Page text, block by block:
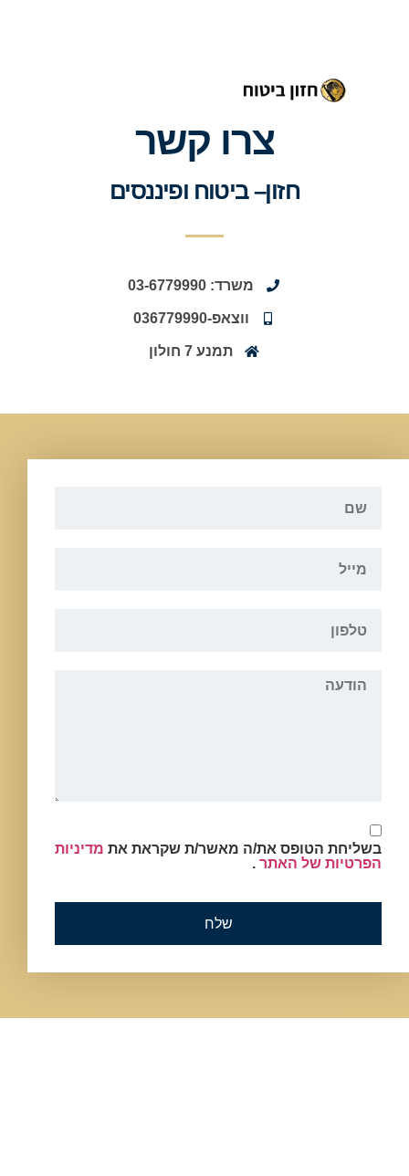
צרו קשר
חזון– ביטוח ופיננסים
משרד: 03-6779990
ווצאפ-036779990
תמנע 7 חולון
בשליחת הטופס את/ה מאשר/ת שקראת את מדיניות
הפרטיות של האתר .
שלח